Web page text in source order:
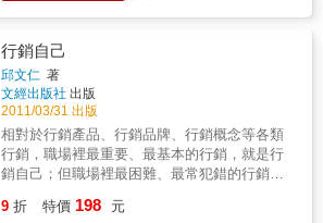
析，以及行銷學的基本知識內涵等。對一個行
銷企劃人員的基本訓練而言，如果能夠完整的
閱讀完本書，並且有效吸收的話，我認為行銷
企劃基礎功力已然具備了。剩下的則是要看每
一個人處在什麼樣的行業、什麼樣的公司及什
麼樣的組織體，而有所不同了。本書只能做到
帶領讀者們進入行銷企劃的一個基本門檻，至
於進入之後，隔行如隔山，每一個行業、每一
家公司及每一個競爭環境，都有他們不同的特
行銷自己
邱文仁 著
文經出版社 出版
2011/03/31 出版
相對於行銷產品、行銷品牌、行銷概念等各類
行銷，職場裡最重要、最基本的行銷，就是行
銷自己；但職場裡最困難、最常犯錯的行銷，
及職場專家，融合學術專業與多年的教育訓練
9 折 特價 198 元